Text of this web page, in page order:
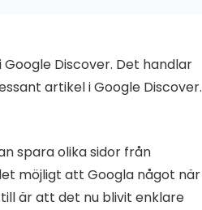
Discover. Det handlar
artikel i Google Discover.
spara olika sidor från
möjligt att Googla något när
är att det nu blivit enklare